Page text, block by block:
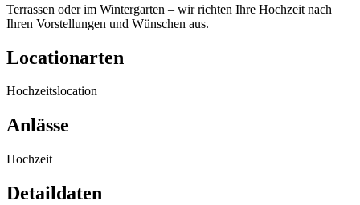
Terrassen oder im Wintergarten – wir richten Ihre Hochzeit nach
Ihren Vorstellungen und Wünschen aus.
Locationarten
Hochzeitslocation
Anlässe
Hochzeit
Detaildaten